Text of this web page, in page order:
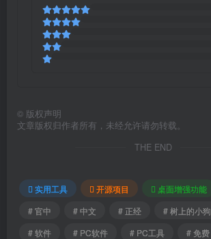
© 版权声明
文章版权归作者所有，未经允许请勿转载。
THE END
实用工具 开源项目
桌面增强功能
# 官中
# 中文 # 正经 # 树上的小狗
# 软件
# PC软件 # PC工具 # 免费